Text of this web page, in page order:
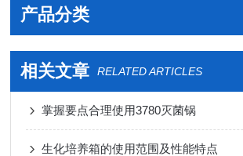
产品分类
相关文章 RELATED ARTICLES
掌握要点合理使用3780灭菌锅
生化培养箱的使用范围及性能特点